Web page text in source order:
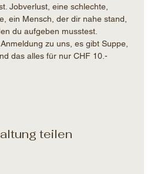
Jobverlust, eine schlechte,
ein Mensch, der dir nahe stand,
du aufgeben musstest.
zu uns, es gibt Suppe,
das alles für nur CHF 10.-
teilen